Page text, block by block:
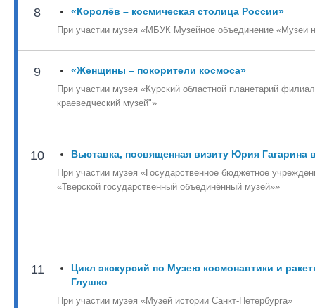
8 «Королёв – космическая столица России»
При участии музея «МБУК Музейное объединение «Музеи
9 «Женщины – покорители космоса»
При участии музея «Курский областной планетарий
краеведческий музей"»
10 Выставка, посвященная визиту Юрия
При участии музея «Государственное бюджетное
«Тверской государственный объединённый музей»»
11
Цикл экскурсий по Музею космонавтики и
Глушко
При участии музея «Музей истории Санкт-Петербурга»